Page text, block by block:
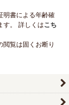
明書による年齢確
す。 詳しくはこち
閲覧は固くお断り